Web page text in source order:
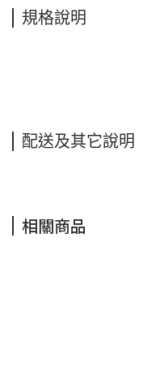
規格說明
配送及其它說明
相關商品